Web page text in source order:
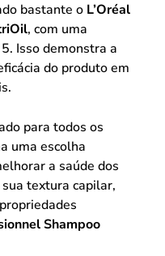
bastante o L’Oréal
, com uma
Isso demonstra a
do produto em
para todos os
uma escolha
a saúde dos
textura capilar,
Shampoo